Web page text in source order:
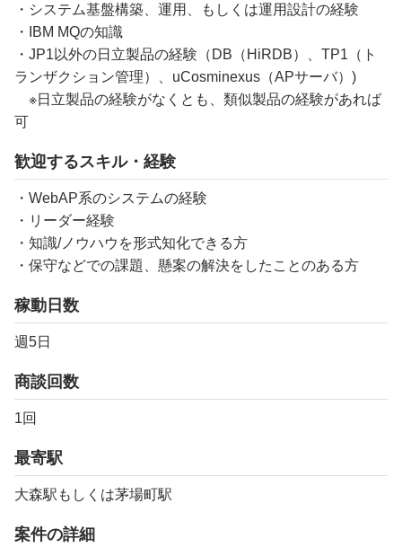
・システム基盤構築、運用、もしくは運用設計の経験
・IBM MQの知識
・JP1以外の日立製品の経験（DB（HiRDB）、TP1（ト
ランザクション管理）、uCosminexus（APサーバ）)
※日立製品の経験がなくとも、類似製品の経験があれば
可
歓迎するスキル・経験
・WebAP系のシステムの経験
・リーダー経験
・知識/ノウハウを形式知化できる方
・保守などでの課題、懸案の解決をしたことのある方
稼動日数
週5日
商談回数
1回
最寄駅
大森駅もしくは茅場町駅
案件の詳細